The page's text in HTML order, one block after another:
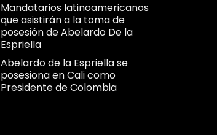
Mandatarios latinoamericanos
que asistirán a la toma de
posesión de Abelardo De la
Espriella
Abelardo de la Espriella se
posesiona en Cali como
Presidente de Colombia